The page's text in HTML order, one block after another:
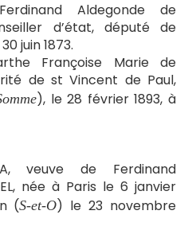
Aldegonde de
d’état, député de
juin 1873.
Françoise Marie de
de st Vincent de Paul,
), le 28 février 1893, à
veuve de Ferdinand
née à Paris le 6 janvier
(S-et-O) le 23 novembre